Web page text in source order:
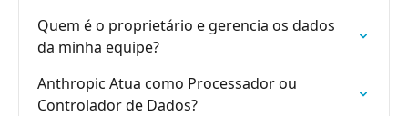
Quem é o proprietário e gerencia os dados
da minha equipe?
Anthropic Atua como Processador ou
Controlador de Dados?